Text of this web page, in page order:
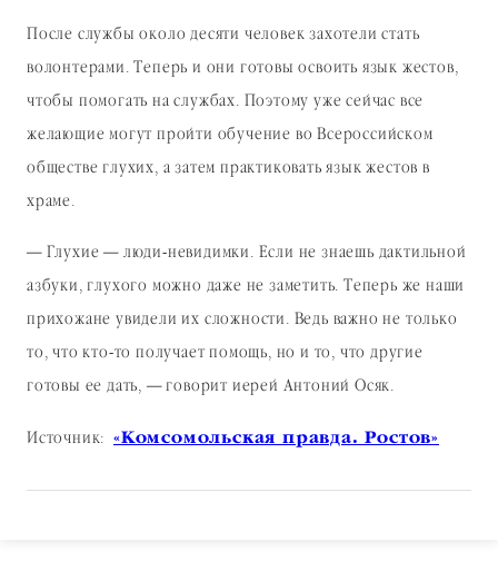
После службы около десяти человек захотели стать
волонтерами. Теперь и они готовы освоить язык жестов,
чтобы помогать на службах. Поэтому уже сейчас все
желающие могут пройти обучение во Всероссийском
обществе глухих, а затем практиковать язык жестов в
храме.
— Глухие — люди-невидимки. Если не знаешь дактильной
азбуки, глухого можно даже не заметить. Теперь же наши
прихожане увидели их сложности. Ведь важно не только
то, что кто-то получает помощь, но и то, что другие
готовы ее дать, — говорит иерей Антоний Осяк.
Источник: «Комсомольская правда. Ростов»